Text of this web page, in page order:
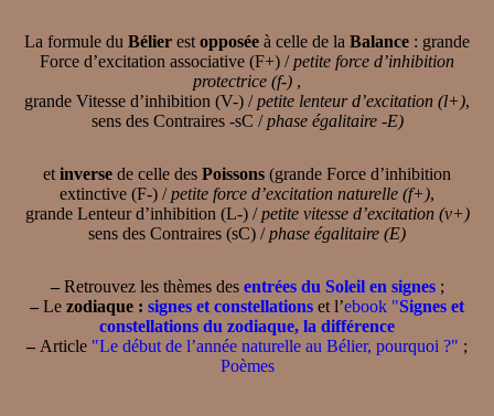
La formule du Bélier est opposée à celle de la Balance : grande
Force d’excitation associative (F+) /petite force d’inhibition
protectrice (f-) ,
grande Vitesse d’inhibition (V-) /petite lenteur d’excitation (l+),
sens des Contraires -sC /phase égalitaire -E)
et inverse de celle des Poissons (grande Force d’inhibition
extinctive (F-) /petite force d’excitation naturelle (f+),
grande Lenteur d’inhibition (L-) /petite vitesse d’excitation (v+)
sens des Contraires (sC) /phase égalitaire (E)
–Retrouvez les thèmes des entrées du Soleil en signes;
– Le zodiaque : signes et constellations et l’ebook "Signes et
constellations du zodiaque, la différence
– Article "Le début de l’année naturelle au Bélier, pourquoi ?" ;
Poèmes